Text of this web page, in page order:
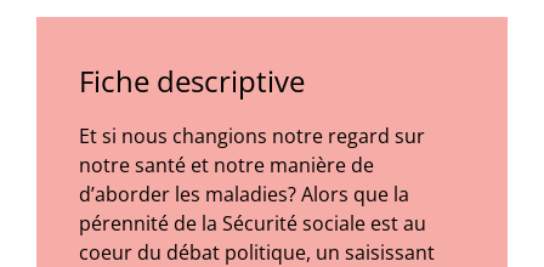
Fiche descriptive
Et si nous changions notre regard sur
notre santé et notre manière de
d’aborder les maladies? Alors que la
pérennité de la Sécurité sociale est au
coeur du débat politique, un saisissant